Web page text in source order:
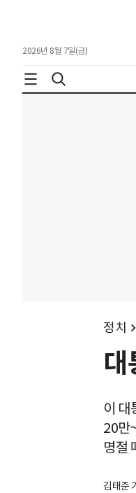
2026년 8월 7일(금)
정치
이 대
20만
명절
김태준